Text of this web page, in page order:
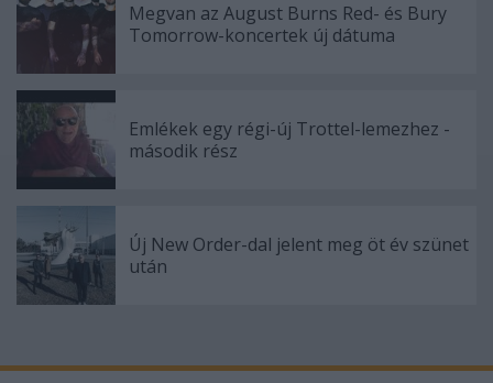
Megvan az August Burns Red- és Bury
Tomorrow-koncertek új dátuma
Emlékek egy régi-új Trottel-lemezhez -
második rész
Új New Order-dal jelent meg öt év szünet
után